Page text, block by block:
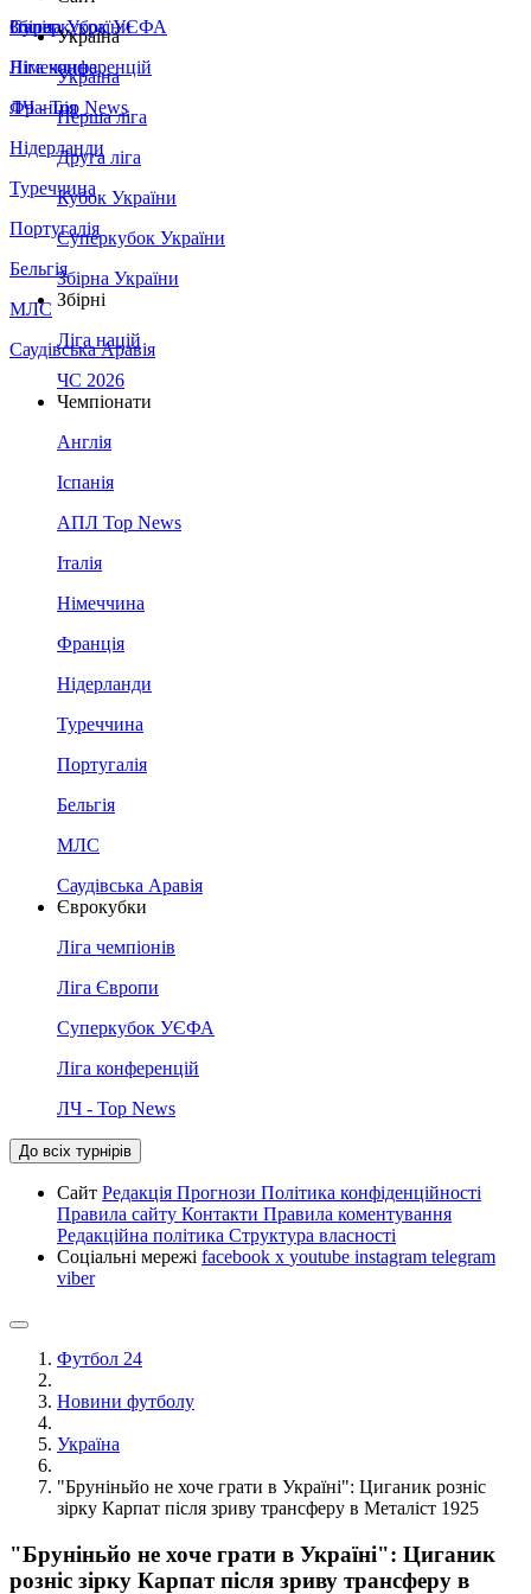
Збірна України
Італія
Німеччина
Франція
Нідерланди
Туреччина
Португалія
Бельгія
МЛС
Саудівська Аравія
Суперкубок УЄФА
Ліга конференцій
ЛЧ - Top News
Україна
Україна
Перша ліга
Друга ліга
Кубок України
Суперкубок України
Збірна України
Збірні
Ліга націй
ЧС 2026
Чемпіонати
Англія
Іспанія
АПЛ Top News
Італія
Німеччина
Франція
Нідерланди
Туреччина
Португалія
Бельгія
МЛС
Саудівська Аравія
Єврокубки
Ліга чемпіонів
Ліга Європи
Суперкубок УЄФА
Ліга конференцій
ЛЧ - Top News
До всіх турнірів
Сайт Редакція Прогнози Політика конфіденційності
Правила сайту Контакти Правила коментування
Редакційна політика Структура власності
Соціальні мережі facebook x youtube instagram telegram
viber
Футбол 24
Новини футболу
Україна
"Бруніньйо не хоче грати в Україні": Циганик розніс
зірку Карпат після зриву трансферу в Металіст 1925
"Бруніньйо не хоче грати в Україні": Циганик
розніс зірку Карпат після зриву трансферу в